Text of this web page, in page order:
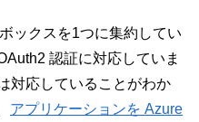
ックスを1つに集約してい
認証に対応していま
対応していることがわか
アプリケーションを Azure